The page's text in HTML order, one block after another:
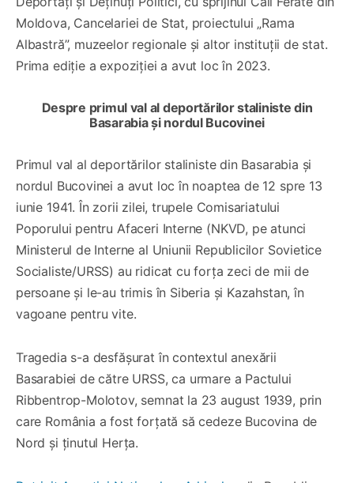
Moldova, Cancelariei de Stat, proiectului „Rama
Albastră”, muzeelor regionale și altor instituții de stat.
Prima ediție a expoziției a avut loc în 2023.
Despre primul val al deportărilor staliniste din
Basarabia și nordul Bucovinei
Primul val al deportărilor staliniste din Basarabia și
nordul Bucovinei a avut loc în noaptea de 12 spre 13
iunie 1941. În zorii zilei, trupele Comisariatului
Poporului pentru Afaceri Interne (NKVD, pe atunci
Ministerul de Interne al Uniunii Republicilor Sovietice
Socialiste/URSS) au ridicat cu forța zeci de mii de
persoane și le-au trimis în Siberia și Kazahstan, în
vagoane pentru vite.
Tragedia s-a desfășurat în contextul anexării
Basarabiei de către URSS, ca urmare a Pactului
Ribbentrop-Molotov, semnat la 23 august 1939, prin
care România a fost forțată să cedeze Bucovina de
Nord și ținutul Herța.